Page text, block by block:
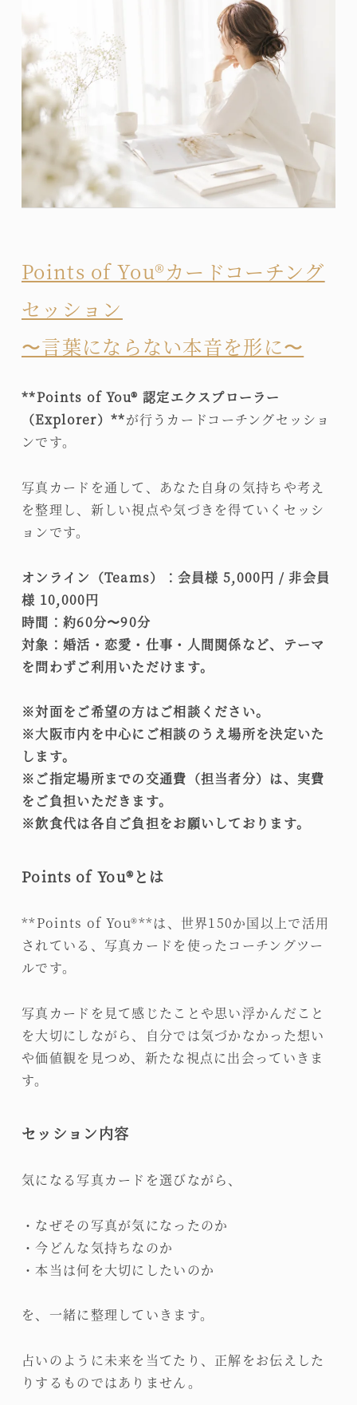
Points of You®カードコーチング
セッション
〜言葉にならない本音を形に〜
**Points of You® 認定エクスプローラー
（Explorer）**が行うカードコーチングセッショ
ンです。
写真カードを通して、あなた自身の気持ちや考え
を整理し、新しい視点や気づきを得ていくセッシ
ョンです。
オンライン（Teams）
：会員様 5,000円 / 非会員
様 10,000円
時間 ：約60分〜90分
対象 ：婚活・恋愛・仕事・人間関係など、テーマ
を問わずご利用いただけます。
※対面をご希望の方はご相談ください。
※大阪市内を中心にご相談のうえ場所を決定いた
します。
※ご指定場所までの交通費（担当者分）は、実費
をご負担いただきます。
※飲食代は各自ご負担をお願いしております。
Points of You®とは
**Points of You®**は、世界150か国以上で活用
されている、写真カードを使ったコーチングツー
ルです。
写真カードを見て感じたことや思い浮かんだこと
を大切にしながら、自分では気づかなかった想い
や価値観を見つめ、新たな視点に出会っていきま
す。
セッション内容
気になる写真カードを選びながら、
・なぜその写真が気になったのか
・今どんな気持ちなのか
・本当は何を大切にしたいのか
を、一緒に整理していきます。
占いのように未来を当てたり、正解をお伝えした
りするものではありません。